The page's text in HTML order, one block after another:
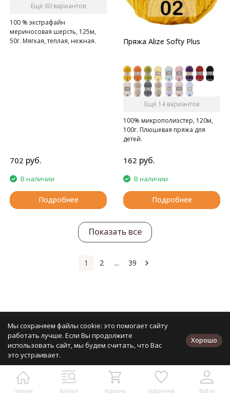
Ещё 60 вариантов
100 % экстрафайн
мериносовая шерсть, 125м,
50г. Мягкая, теплая, нежная.
702 руб.
В наличии
Подробнее
Пряжа Alize Softy Plus
Ещё 14 вариантов
100% микрополиэстер, 120м,
100г. Плюшевая пряжа для
детей.
162 руб.
В наличии
Подробнее
Показать все
1 2 ... 39
Главная Каталог Корзина Избранное Войти
2008-2026 © Кудель — Интернет-гипермаркет пряжи
+7 (495) 134-11-99
+7 (727) 312-34-05
Мы сохраняем файлы cookie: это помогает сайту
работать лучше. Если Вы продолжите
использовать сайт, мы будем считать, что Вас
это устраивает.
Хорошо